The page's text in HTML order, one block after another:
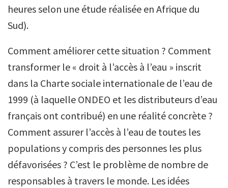
heures selon une étude réalisée en Afrique du
Sud).
Comment améliorer cette situation ? Comment
transformer le « droit à l’accès à l’eau » inscrit
dans la Charte sociale internationale de l’eau de
1999 (à laquelle ONDEO et les distributeurs d’eau
français ont contribué) en une réalité concrète ?
Comment assurer l’accès à l’eau de toutes les
populations y compris des personnes les plus
défavorisées ? C’est le problème de nombre de
responsables à travers le monde. Les idées